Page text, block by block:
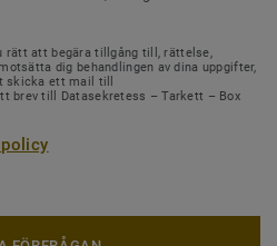
rätt att begära tillgång till, rättelse,
dig behandlingen av dina uppgifter,
skicka ett mail till
brev till Datasekretess – Tarkett – Box